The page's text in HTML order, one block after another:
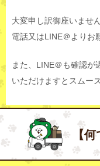
大変申し訳御座いませ
電話又はLINE＠よりお
また、LINE＠も確認が
いただけますとスムー
【